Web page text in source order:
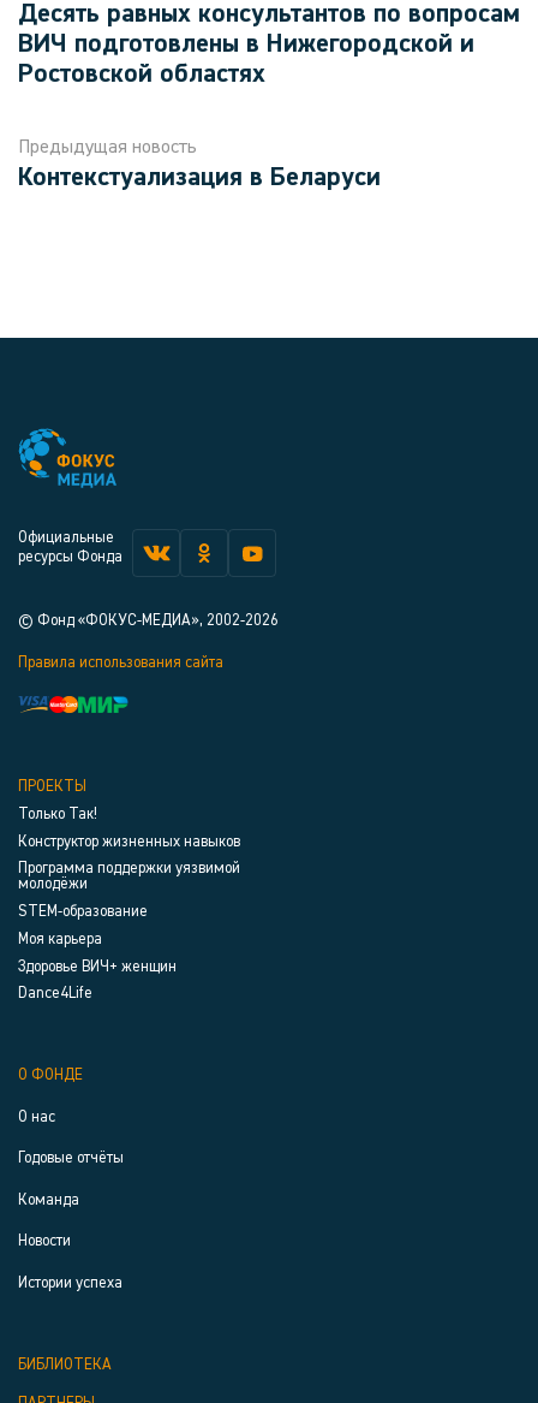
Десять равных консультантов по вопросам
ВИЧ подготовлены в Нижегородской и
Ростовской областях
Предыдущая новость
Контекстуализация в Беларуси
Официальные
ресурсы Фонда
© Фонд «ФОКУС-МЕДИА», 2002-2026
Правила использования сайта
ПРОЕКТЫ
Только Так!
Конструктор жизненных навыков
Программа поддержки уязвимой
молодёжи
STEM-образование
Моя карьера
Здоровье ВИЧ+ женщин
Dance4Life
О ФОНДЕ
О нас
Годовые отчёты
Команда
Новости
Истории успеха
БИБЛИОТЕКА